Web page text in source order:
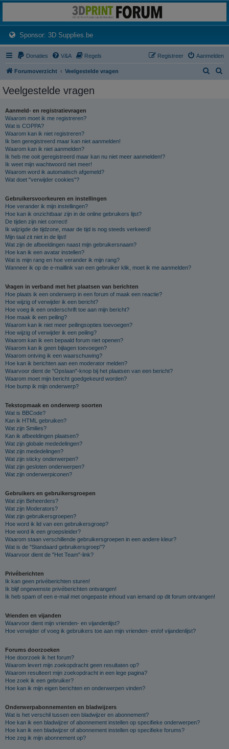
Het 3D print forum van de Benelux na de sluiting van 3dprintforum.nl
Sponsor: 3D Supplies.be(Opens a new tab)
Donaties V&A Regels Aanmelden
Registreer
Forumoverzicht Veelgestelde vragen
Veelgestelde vragen
Aanmeld- en registratievragen
Waarom moet ik me registreren?
Wat is COPPA?
Waarom kan ik niet registreren?
Ik ben geregistreerd maar kan niet aanmelden!
Waarom kan ik niet aanmelden?
Ik heb me ooit geregistreerd maar kan nu niet meer aanmelden!?
Ik weet mijn wachtwoord niet meer!
Waarom word ik automatisch afgemeld?
Wat doet "verwijder cookies"?
Gebruikersvoorkeuren en instellingen
Hoe verander ik mijn instellingen?
Hoe kan ik onzichtbaar zijn in de online gebruikers lijst?
De tijden zijn niet correct!
Ik wijzigde de tijdzone, maar de tijd is nog steeds verkeerd!
Mijn taal zit niet in de lijst!
Wat zijn de afbeeldingen naast mijn gebruikersnaam?
Hoe kan ik een avatar instellen?
Wat is mijn rang en hoe verander ik mijn rang?
Wanneer ik op de e-maillink van een gebruiker klik, moet ik me aanmelden?
Vragen in verband met het plaatsen van berichten
Hoe plaats ik een onderwerp in een forum of maak een reactie?
Hoe wijzig of verwijder ik een bericht?
Hoe voeg ik een onderschrift toe aan mijn bericht?
Hoe maak ik een peiling?
Waarom kan ik niet meer peilingsopties toevoegen?
Hoe wijzig of verwijder ik een peiling?
Waarom kan ik een bepaald forum niet openen?
Waarom kan ik geen bijlagen toevoegen?
Waarom ontving ik een waarschuwing?
Hoe kan ik berichten aan een moderator melden?
Waarvoor dient de "Opslaan"-knop bij het plaatsen van een bericht?
Waarom moet mijn bericht goedgekeurd worden?
Hoe bump ik mijn onderwerp?
Tekstopmaak en onderwerp soorten
Wat is BBCode?
Kan ik HTML gebruiken?
Wat zijn Smilies?
Kan ik afbeeldingen plaatsen?
Wat zijn globale mededelingen?
Wat zijn mededelingen?
Wat zijn sticky onderwerpen?
Wat zijn gesloten onderwerpen?
Wat zijn onderwerpiconen?
Gebruikers en gebruikersgroepen
Wat zijn Beheerders?
Wat zijn Moderators?
Wat zijn gebruikersgroepen?
Hoe word ik lid van een gebruikersgroep?
Hoe word ik een groepsleider?
Waarom staan verschillende gebruikersgroepen in een andere kleur?
Wat is de "Standaard gebruikersgroep"?
Waarvoor dient de "Het Team"-link?
Privéberichten
Ik kan geen privéberichten sturen!
Ik blijf ongewenste privéberichten ontvangen!
Ik heb spam of een e-mail met ongepaste inhoud van iemand op dit forum ontvangen!
Vrienden en vijanden
Waarvoor dient mijn vrienden- en vijandenlijst?
Hoe verwijder of voeg ik gebruikers toe aan mijn vrienden- en/of vijandenlijst?
Forums doorzoeken
Hoe doorzoek ik het forum?
Waarom levert mijn zoekopdracht geen resultaten op?
Waarom resulteert mijn zoekopdracht in een lege pagina?
Hoe zoek ik een gebruiker?
Hoe kan ik mijn eigen berichten en onderwerpen vinden?
Onderwerpabonnementen en bladwijzers
Wat is het verschil tussen een bladwijzer en abonnement?
Hoe kan ik een bladwijzer of abonnement instellen op specifieke onderwerpen?
Hoe kan ik een bladwijzer of abonnement instellen op specifieke forums?
Hoe zeg ik mijn abonnement op?